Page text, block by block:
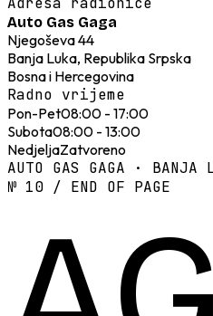
Auto Gas Gaga
Njegoševa 44
Banja Luka, Republika Srpska
Bosna i Hercegovina
Radno vrijeme
Pon-Pet08:00 - 17:00
Subota08:00 - 13:00
NedjeljaZatvoreno
AUTO GAS GAGA ·
№ 10 / END OF PAGE